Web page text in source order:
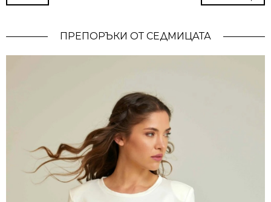
ПРЕПОРЪКИ ОТ СЕДМИЦАТА